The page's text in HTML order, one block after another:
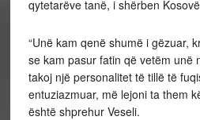
qytetarëve tanë, i shërben
“Unë kam qenë shumë i gëzuar,
se kam pasur fatin që vetëm unë
takoj një personalitet të tillë të
entuziazmuar, më lejoni ta them
është shprehur Veseli.